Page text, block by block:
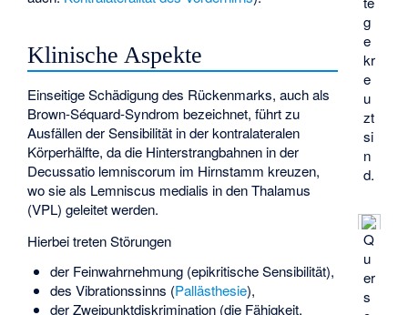
g
e
kr
e
u
zt
si
n
d.
Q
u
er
s
Klinische Aspekte
Einseitige Schädigung des Rückenmarks, auch als
Brown-Séquard-Syndrom bezeichnet, führt zu
Ausfällen der Sensibilität in der kontralateralen
Körperhälfte, da die Hinterstrangbahnen in der
Decussatio lemniscorum im Hirnstamm kreuzen,
wo sie als Lemniscus medialis in den Thalamus
(VPL) geleitet werden.
Hierbei treten Störungen
der Feinwahrnehmung (epikritische Sensibilität),
des Vibrationssinns (Pallästhesie),
der Zweipunktdiskrimination (die Fähigkeit,